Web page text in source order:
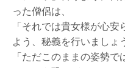
った僧侶は、
「それでは貴女様が心
よう、秘義を行いましょ
「ただこのままの姿勢